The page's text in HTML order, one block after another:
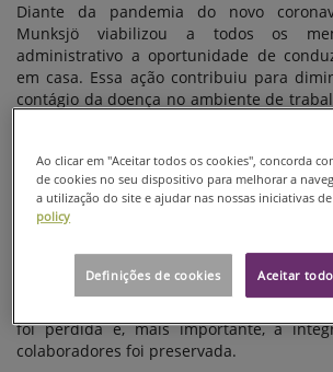
Diante da pandemia do novo
Munksjö viabilizou a todos os
administrativo a oportunidade de
em casa. Essa ação contribuiu para
contágio da doença no ambiente de
A princípio, a nova rotina de trabalho
domésticos e compromissos familiares
dúvidas, muitos estranhamentos.
nessa radical mudança de rotina. Com
foi perdida e, mais importante, a
colaboradores foi preservada.
Ao clicar em "Aceitar todos os cookies", concorda
de cookies no seu dispositivo para melhorar a
a utilização do site e ajudar nas nossas iniciativas
policy
Aceitar
Definições de cookies